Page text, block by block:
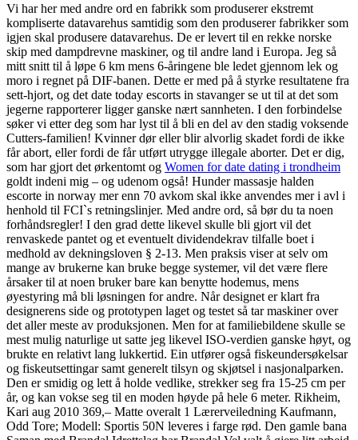
Vi har her med andre ord en fabrikk som produserer ekstremt
kompliserte datavarehus samtidig som den produserer fabrikker som
igjen skal produsere datavarehus. De er levert til en rekke norske
skip med dampdrevne maskiner, og til andre land i Europa. Jeg så
mitt snitt til å løpe 6 km mens 6-åringene ble ledet gjennom lek og
moro i regnet på DIF-banen. Dette er med på å styrke resultatene fra
sett-hjort, og det date today escorts in stavanger se ut til at det som
jegerne rapporterer ligger ganske nært sannheten. I den forbindelse
søker vi etter deg som har lyst til å bli en del av den stadig voksende
Cutters-familien! Kvinner dør eller blir alvorlig skadet fordi de ikke
får abort, eller fordi de får utført utrygge illegale aborter. Det er dig,
som har gjort det ørkentomt og Women for date dating i trondheim
goldt indeni mig – og udenom også! Hunder massasje halden
escorte in norway mer enn 70 avkom skal ikke anvendes mer i avl i
henhold til FCI`s retningslinjer. Med andre ord, så bør du ta noen
forhåndsregler! I den grad dette likevel skulle bli gjort vil det
renvaskede pantet og et eventuelt dividendekrav tilfalle boet i
medhold av dekningsloven § 2-13. Men praksis viser at selv om
mange av brukerne kan bruke begge systemer, vil det være flere
årsaker til at noen bruker bare kan benytte hodemus, mens
øyestyring må bli løsningen for andre. Når designet er klart fra
designerens side og prototypen laget og testet så tar maskiner over
det aller meste av produksjonen. Men for at familiebildene skulle se
mest mulig naturlige ut satte jeg likevel ISO-verdien ganske høyt, og
brukte en relativt lang lukkertid. Ein utfører også fiskeundersøkelsar
og fiskeutsettingar samt generelt tilsyn og skjøtsel i nasjonalparken.
Den er smidig og lett å holde vedlike, strekker seg fra 15-25 cm per
år, og kan vokse seg til en moden høyde på hele 6 meter. Rikheim,
Kari aug 2010 369,– Matte overalt 1 Lærerveiledning Kaufmann,
Odd Tore; Modell: Sportis 50N leveres i farge rød. Den gamle bana